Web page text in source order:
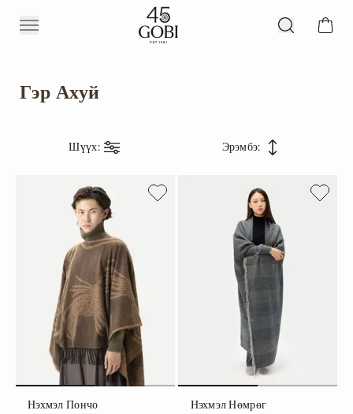
Гэр Ахуй
Шүүх: Эрэмбэ:
Нэхмэл Пончо
Нэхмэл Нөмрөг